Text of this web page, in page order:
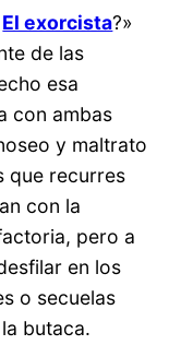
El exorcista?»
de las
esa
con ambas
y maltrato
que recurres
con la
pero a
en los
o secuelas
butaca.